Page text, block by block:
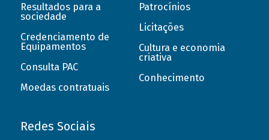
Resultados para a
sociedade
Credenciamento de
Equipamentos
Consulta PAC
Moedas contratuais
Patrocínios
Licitações
Cultura e economia
criativa
Conhecimento
Redes Sociais